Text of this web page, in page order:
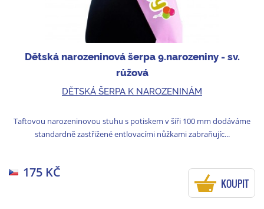
Dětská narozeninová šerpa 9.narozeniny - sv.
růžová
DĚTSKÁ ŠERPA K NAROZENINÁM
Taftovou narozeninovou stuhu s potiskem v šíři 100 mm dodáváme
standardně zastřižené entlovacími nůžkami zabraňujíc...
175 KČ
KOUPIT